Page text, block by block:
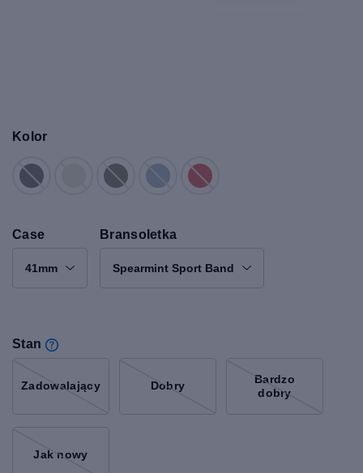
Kolor
Case
41mm
Bransoletka
Spearmint Sport Band
Stan
Zadowalający Dobry
Bardzo
dobry
Jak nowy